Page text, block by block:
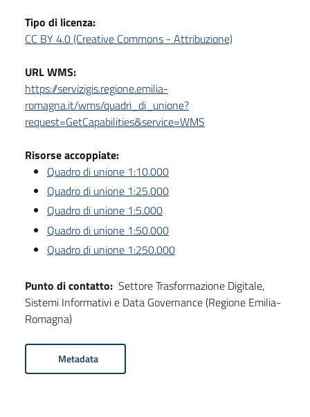
Tipo di licenza:
CC BY 4.0 (Creative Commons - Attribuzione)
URL WMS:
https://servizigis.regione.emilia-
romagna.it/wms/quadri_di_unione?
request=GetCapabilities&service=WMS
Risorse accoppiate:
Quadro di unione 1:10.000
Quadro di unione 1:25.000
Quadro di unione 1:5.000
Quadro di unione 1:50.000
Quadro di unione 1:250.000
Punto di contatto: Settore Trasformazione Digitale,
Sistemi Informativi e Data Governance (Regione Emilia-
Romagna)
Metadata